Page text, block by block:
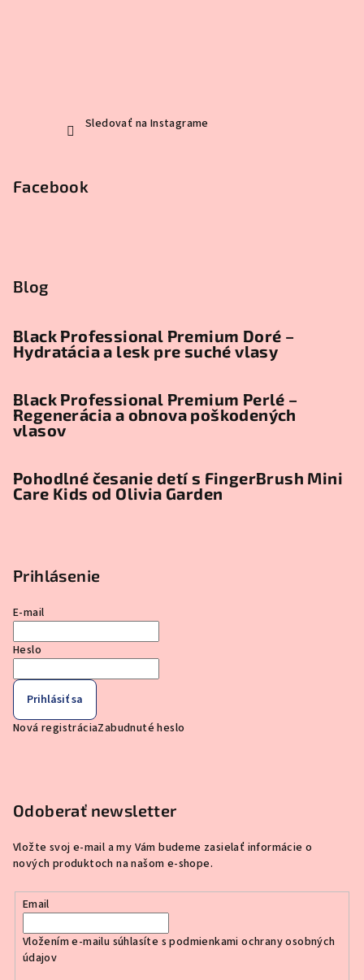
Sledovať na Instagrame
Facebook
Blog
Black Professional Premium Doré –
Hydratácia a lesk pre suché vlasy
Black Professional Premium Perlé –
Regenerácia a obnova poškodených
vlasov
Pohodlné česanie detí s FingerBrush Mini
Care Kids od Olivia Garden
Prihlásenie
E-mail
Heslo
Prihlásiť sa
Nová registráciaZabudnuté heslo
Odoberať newsletter
Vložte svoj e-mail a my Vám budeme zasielať informácie o
nových produktoch na našom e-shope.
Email
Vložením e-mailu súhlasíte spodmienkami ochrany osobných
údajov